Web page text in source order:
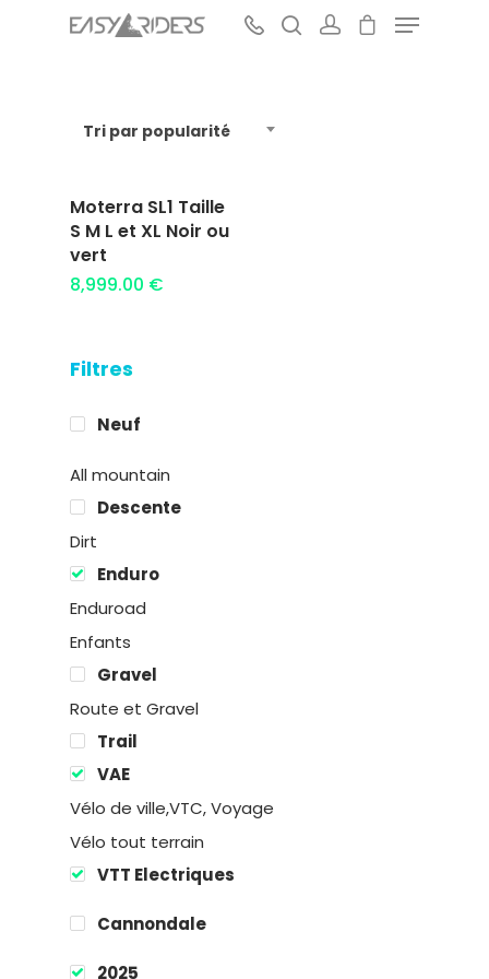
Hit enter to search or ESC to close
Tri par popularité
Filtres
Neuf
All mountain
Descente
Dirt
Enduro
Enduroad
Enfants
Gravel
Route et Gravel
Trail
VAE
Vélo de ville,VTC, Voyage
Vélo tout terrain
VTT Electriques
Cannondale
2025
Ajouter au
panier
Moterra SL1 Taille
S M L et XL Noir ou
vert
8,999.00 €